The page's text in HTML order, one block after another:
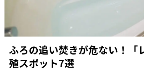
ふろの追い焚きが危ない！「
殖スポット7選